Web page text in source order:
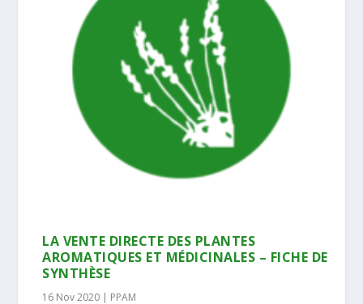
LA VENTE DIRECTE DES PLANTES
AROMATIQUES ET MÉDICINALES – FICHE DE
SYNTHÈSE
16 Nov 2020 | PPAM